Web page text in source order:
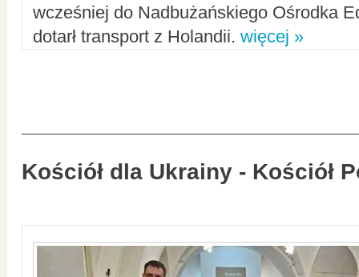
wcześniej do Nadbużańskiego Ośrodka
dotarł transport z Holandii. więcej »
Kościół dla Ukrainy - Kościół